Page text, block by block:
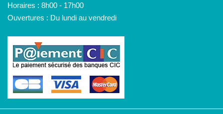
Horaires : 8h00 - 17h00
Ouvertures : Du lundi au vendredi